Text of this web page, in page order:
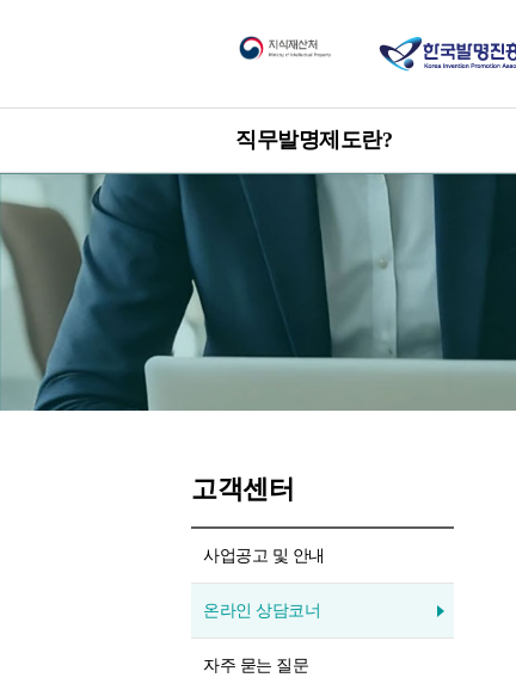
직무발명제도란?
한눈에 보는 직무발명제도
관련 발명진흥법 및 시행령
고객센터
사업공고 및 안내
온라인 상담코너
자주 묻는 질문